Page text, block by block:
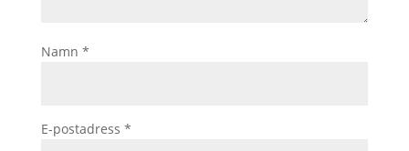
Namn *
E-postadress *